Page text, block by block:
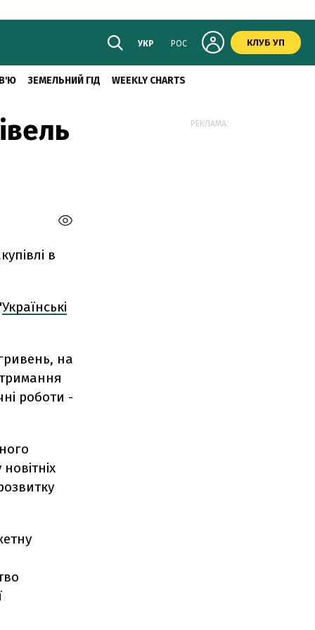
УКР РОС КЛУБ УП
ЗЕМЕЛЬНИЙ ГІД WEEKLY CHARTS
в
Українські
на
роботи -
РЕКЛАМА: